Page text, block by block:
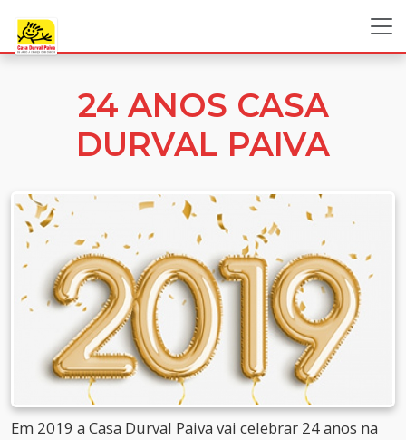
24 ANOS CASA
DURVAL PAIVA
Em 2019 a Casa Durval Paiva vai celebrar 24 anos na